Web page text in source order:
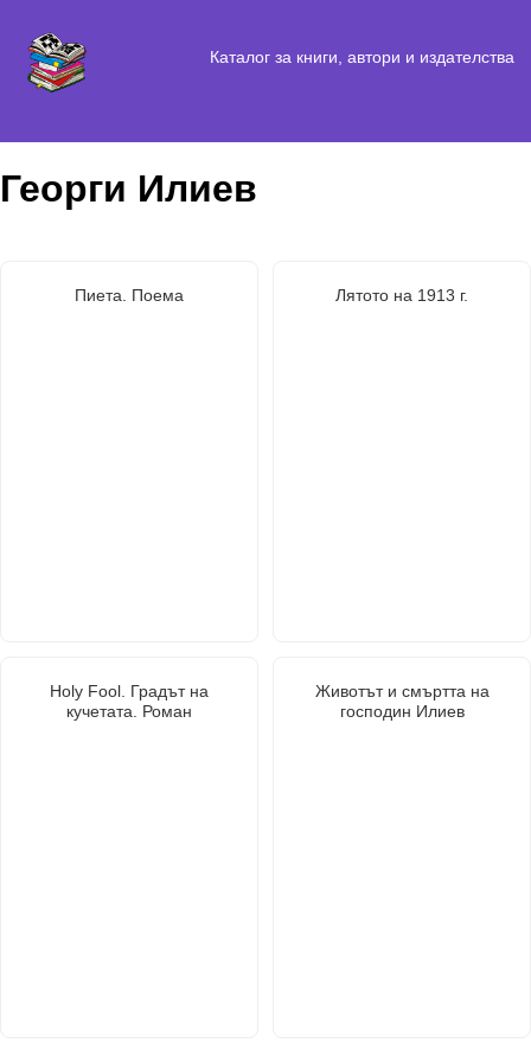
Каталог за книги, автори и издателства
Георги Илиев
Пиета. Поема Лятото на 1913 г.
Holy Fool. Градът на
кучетата. Роман
Животът и смъртта на
господин Илиев